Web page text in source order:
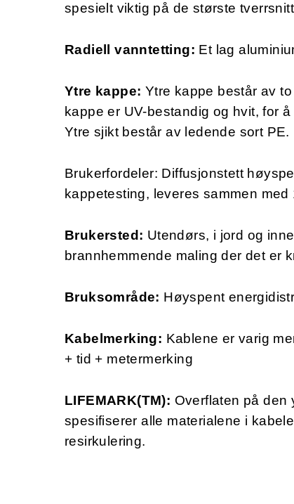
spesielt viktig på de største
Radiell vanntetting: Et lag
Ytre kappe: Ytre kappe består av
kappe er UV-bestandig og hvit, for
Ytre sjikt består av ledende sort PE.
Brukerfordeler: Diffusjonstett
kappetesting, leveres sammen med
Brukersted: Utendørs, i jord og
brannhemmende maling der det er
Bruksområde: Høyspent
Kabelmerking: Kablene er varig
+ tid + metermerking
LIFEMARK(TM): Overflaten på den
spesifiserer alle materialene i
resirkulering.